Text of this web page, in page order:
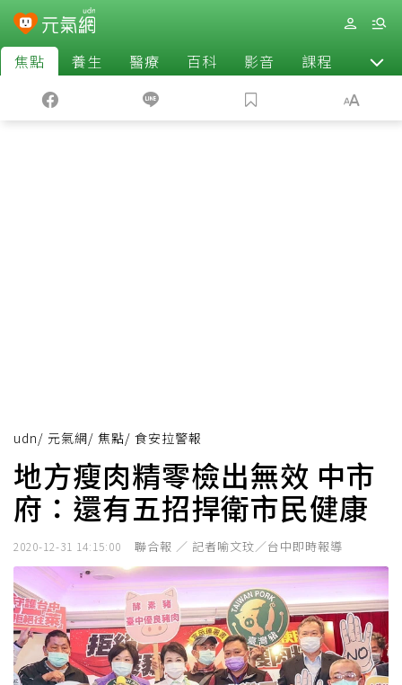
焦點 養生 醫療 百科 影音 課程 退休
udn/ 元氣網/ 焦點/ 食安拉警報
地方瘦肉精零檢出無效 中市
府：還有五招捍衛市民健康
2020-12-31 14:15:00 聯合報 ／ 記者喻文玟／台中即時報導